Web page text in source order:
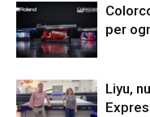
per
Liyu,